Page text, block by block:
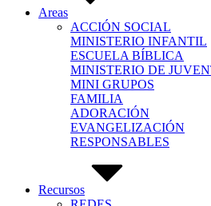
Areas
ACCIÓN SOCIAL
MINISTERIO INFANTIL
ESCUELA BÍBLICA
MINISTERIO DE
MINI GRUPOS
FAMILIA
ADORACIÓN
EVANGELIZACIÓN
RESPONSABLES
Recursos